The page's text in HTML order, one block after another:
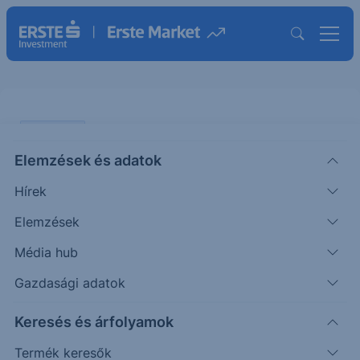
Elemzések és adatok
Hírek
Elemzések
Média hub
Gazdasági adatok
Keresés és árfolyamok
Termék keresők
el a legtöbb dolgozót az USA-ban
Az amerikai munkáltatók áprilisban 83.387
munkahely megszüntetését jelentették be. Ez a